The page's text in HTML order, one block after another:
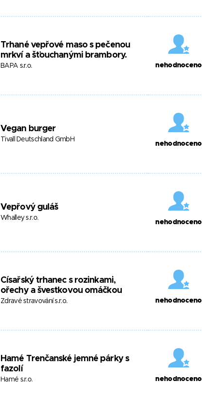
Trhané vepřové maso s pečenou
mrkví a šťouchanými brambory.
BAPA s.r.o. nehodnoceno
Vegan burger
Tivall Deutschland GmbH
nehodnoceno
Vepřový guláš
Whalley s.r.o.
nehodnoceno
Císařský trhanec s rozinkami,
ořechy a švestkovou omáčkou
Zdravé stravování s.r.o. nehodnoceno
Hamé Trenčanské jemné párky s
fazolí
Hamé s.r.o. nehodnoceno